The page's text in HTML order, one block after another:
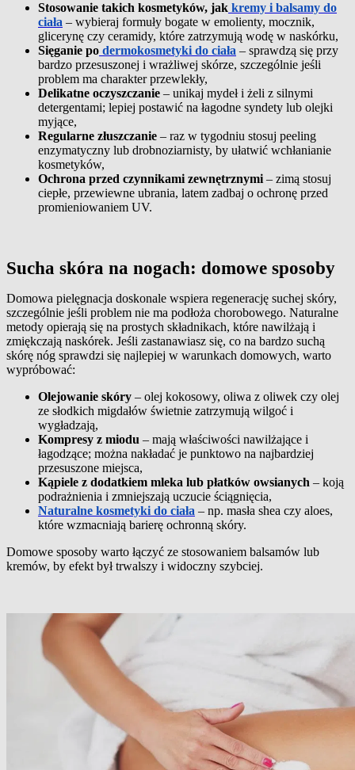
Stosowanie takich kosmetyków, jak kremy i balsamy do
ciała – wybieraj formuły bogate w emolienty, mocznik,
glicerynę czy ceramidy, które zatrzymują wodę w naskórku,
Sięganie po dermokosmetyki do ciała – sprawdzą się przy
bardzo przesuszonej i wrażliwej skórze, szczególnie jeśli
problem ma charakter przewlekły,
Delikatne oczyszczanie – unikaj mydeł i żeli z silnymi
detergentami; lepiej postawić na łagodne syndety lub olejki
myjące,
Regularne złuszczanie – raz w tygodniu stosuj peeling
enzymatyczny lub drobnoziarnisty, by ułatwić wchłanianie
kosmetyków,
Ochrona przed czynnikami zewnętrznymi– zimą stosuj
ciepłe, przewiewne ubrania, latem zadbaj o ochronę przed
promieniowaniem UV.
Sucha skóra na nogach: domowe sposoby
Domowa pielęgnacja doskonale wspiera regenerację suchej skóry,
szczególnie jeśli problem nie ma podłoża chorobowego. Naturalne
metody opierają się na prostych składnikach, które nawilżają i
zmiękczają naskórek. Jeśli zastanawiasz się, co na bardzo suchą
skórę nóg sprawdzi się najlepiej w warunkach domowych, warto
wypróbować:
Olejowanie skóry – olej kokosowy, oliwa z oliwek czy olej
ze słodkich migdałów świetnie zatrzymują wilgoć i
wygładzają,
Kompresy z miodu – mają właściwości nawilżające i
łagodzące; można nakładać je punktowo na najbardziej
przesuszone miejsca,
Kąpiele z dodatkiem mleka lub płatków owsianych – koją
podrażnienia i zmniejszają uczucie ściągnięcia,
Naturalne kosmetyki do ciała – np. masła shea czy aloes,
które wzmacniają barierę ochronną skóry.
Domowe sposoby warto łączyć ze stosowaniem balsamów lub
kremów, by efekt był trwalszy i widoczny szybciej.